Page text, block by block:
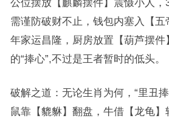
公位摆放【麒麟摆件】震慑小人，
需谨防破财不止，钱包内塞入【
年家运昌隆，厨房放置【葫芦摆件
的“捧心”,不过是王者暂时的低头。
破解之道：无论生肖为何，“里丑
鼠靠【貔貅】翻盘，牛借【龙龟】